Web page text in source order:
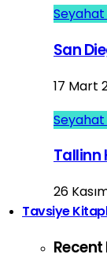
San
17 Mart
Tallinn
26
Tavsiye